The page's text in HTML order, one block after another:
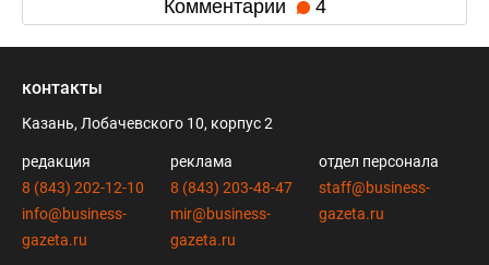
Комментарии 4
контакты
Казань, Лобачевского 10, корпус 2
редакция
8 (843) 202-12-10
info@business-
gazeta.ru
реклама
8 (843) 203-48-47
mir@business-
gazeta.ru
отдел персонала
staff@business-
gazeta.ru